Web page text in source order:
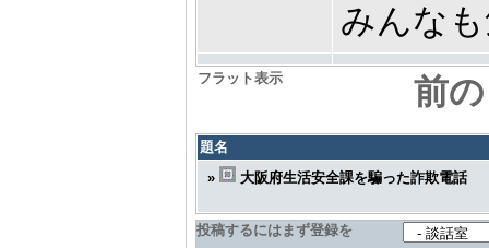
みんな
フラット表示 前
題名
»
大阪府生活安全課を騙った詐欺電話
投稿するにはまず登録を